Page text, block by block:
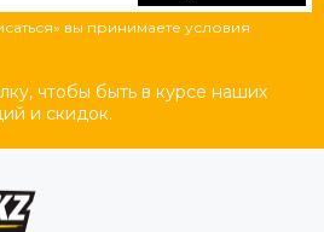
вы принимаете условия
чтобы быть в курсе наших
и скидок.